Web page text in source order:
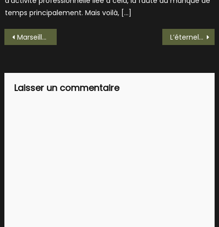
temps principalement. Mais voilà, […]
Navigation
l’article
Marseille Provence 2013 a sa bière officielle ! L’éternel conflit (stupide) du vin contre la bière….
Laisser un commentaire